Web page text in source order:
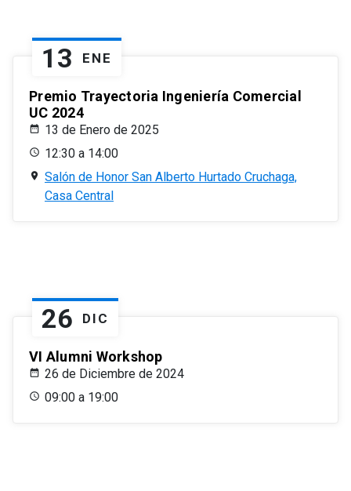
13 ENE
Premio Trayectoria Ingeniería Comercial
UC 2024
13 de Enero de 2025
12:30 a 14:00
Salón de Honor San Alberto Hurtado Cruchaga,
Casa Central
26 DIC
VI Alumni Workshop
26 de Diciembre de 2024
09:00 a 19:00